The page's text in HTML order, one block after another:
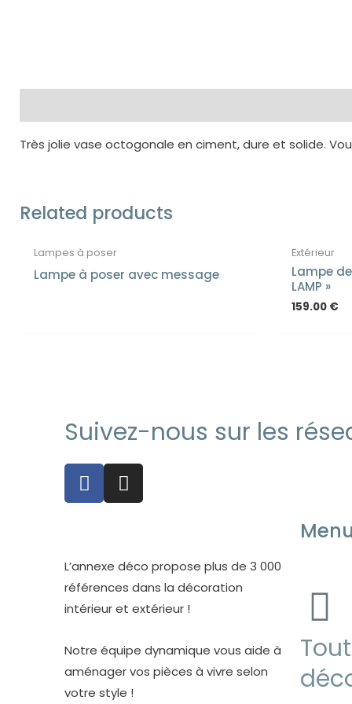
Très jolie vase octogonale en ciment, dure et solide.
Related products
Lampes à poser
Lampe à poser avec message
Extérieur
Lampe
LAMP »
159.00 €
Suivez-nous sur les
F
a
c
o
o
k
f
I
n
s
g
r
a
L’annexe déco propose plus de 3 000
références dans la décoration
intérieur et extérieur !
Notre équipe dynamique vous aide à
aménager vos pièces à vivre selon
votre style !
Menu